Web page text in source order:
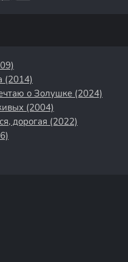
(2014)
о Золушке (2024)
(2004)
дорогая (2022)